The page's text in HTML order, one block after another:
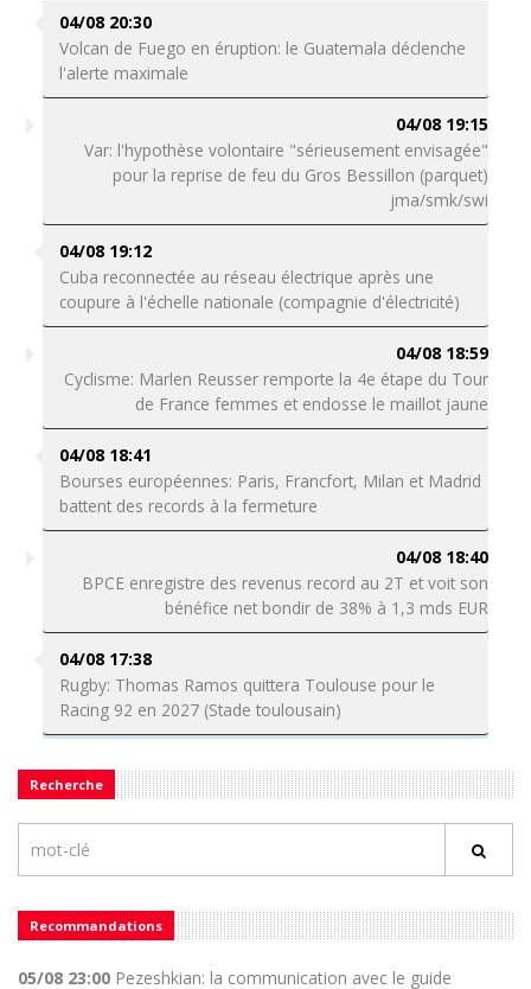
04/08 20:30
Volcan de Fuego en éruption: le Guatemala déclenche
l'alerte maximale
04/08 19:15
Var: l'hypothèse volontaire "sérieusement envisagée"
pour la reprise de feu du Gros Bessillon (parquet)
jma/smk/swi
04/08 19:12
Cuba reconnectée au réseau électrique après une
coupure à l'échelle nationale (compagnie d'électricité)
04/08 18:59
Cyclisme: Marlen Reusser remporte la 4e étape du Tour
de France femmes et endosse le maillot jaune
04/08 18:41
Bourses européennes: Paris, Francfort, Milan et Madrid
battent des records à la fermeture
04/08 18:40
BPCE enregistre des revenus record au 2T et voit son
bénéfice net bondir de 38% à 1,3 mds EUR
04/08 17:38
Rugby: Thomas Ramos quittera Toulouse pour le
Racing 92 en 2027 (Stade toulousain)
Recherche
Recommandations
05/08 23:00 Pezeshkian: la communication avec le guide